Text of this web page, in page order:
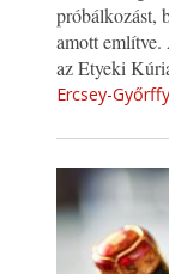
próbálkozást,
amott
az Etyeki
Ercsey-Győrffy